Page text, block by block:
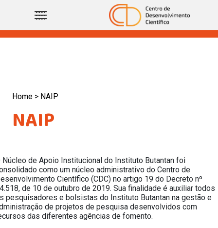
Home > NAIP
NAIP
Núcleo de Apoio Institucional do Instituto Butantan foi
como um núcleo administrativo do Centro de
Científico (CDC) no artigo 19 do Decreto nº
de 10 de outubro de 2019. Sua finalidade é auxiliar todos
pesquisadores e bolsistas do Instituto Butantan na gestão e
de projetos de pesquisa desenvolvidos com
das diferentes agências de fomento.